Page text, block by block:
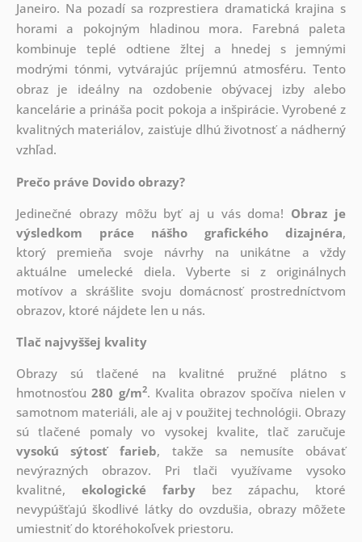
Janeiro. Na pozadí sa rozprestiera dramatická krajina s
horami a pokojným hladinou mora. Farebná paleta
kombinuje teplé odtiene žltej a hnedej s jemnými
modrými tónmi, vytvárajúc príjemnú atmosféru. Tento
obraz je ideálny na ozdobenie obývacej izby alebo
kancelárie a prináša pocit pokoja a inšpirácie. Vyrobené z
kvalitných materiálov, zaisťuje dlhú životnosť a nádherný
vzhľad.
Prečo práve Dovido obrazy?
Jedinečné obrazy môžu byť aj u vás doma! Obraz je
výsledkom práce nášho grafického dizajnéra,
ktorý premieňa svoje návrhy na unikátne a vždy
aktuálne umelecké diela. Vyberte si z originálnych
motívov a skrášlite svoju domácnosť prostredníctvom
obrazov, ktoré nájdete len u nás.
Tlač najvyššej kvality
Obrazy sú tlačené na kvalitné pružné plátno s
hmotnosťou280 g/m2. Kvalita obrazov spočíva nielen v
samotnom materiáli, ale aj v použitej technológii. Obrazy
sú tlačené pomaly vo vysokej kvalite, tlač zaručuje
vysokú sýtosť farieb, takže sa nemusíte obávať
nevýrazných obrazov. Pri tlači využívame vysoko
kvalitné, ekologické farby bez zápachu, ktoré
nevypúšťajú škodlivé látky do ovzdušia, obrazy môžete
umiestniť do ktoréhokoľvek priestoru.